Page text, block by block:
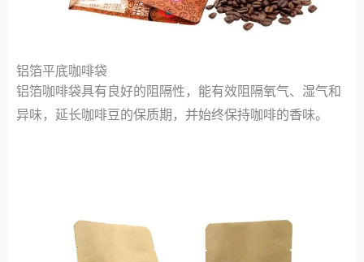
铝箔平底咖啡袋
铝箔咖啡袋具有良好的阻隔性，能有效阻隔氧气、湿气和
异味，延长咖啡豆的保质期，并始终保持咖啡的香味。